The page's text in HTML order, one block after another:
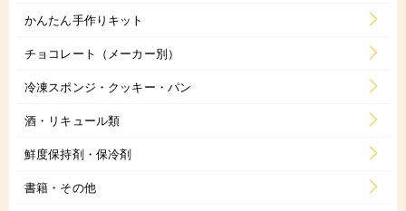
かんたん手作りキット
チョコレート（メーカー別）
冷凍スポンジ・クッキー・パン
酒・リキュール類
鮮度保持剤・保冷剤
書籍・その他